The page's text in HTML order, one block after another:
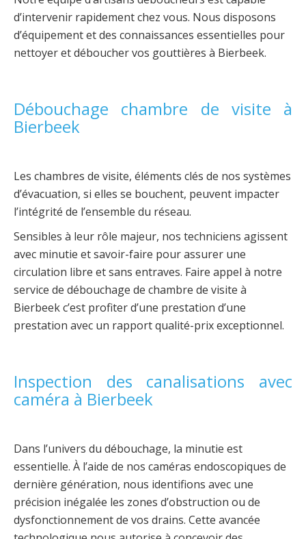
d’intervenir rapidement chez vous. Nous disposons
d’équipement et des connaissances essentielles pour
nettoyer et déboucher vos gouttières à Bierbeek.
Débouchage chambre de visite à
Bierbeek
Les chambres de visite, éléments clés de nos systèmes
d’évacuation, si elles se bouchent, peuvent impacter
l’intégrité de l’ensemble du réseau.
Sensibles à leur rôle majeur, nos techniciens agissent
avec minutie et savoir-faire pour assurer une
circulation libre et sans entraves. Faire appel à notre
service de débouchage de chambre de visite à
Bierbeek c’est profiter d’une prestation d’une
prestation avec un rapport qualité-prix exceptionnel.
Inspection des canalisations avec
caméra à Bierbeek
Dans l’univers du débouchage, la minutie est
essentielle. À l’aide de nos caméras endoscopiques de
dernière génération, nous identifions avec une
précision inégalée les zones d’obstruction ou de
dysfonctionnement de vos drains. Cette avancée